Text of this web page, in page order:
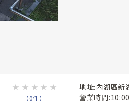
★ ★ ★ ★ ★
（0件）
地址:內湖區新
營業時間